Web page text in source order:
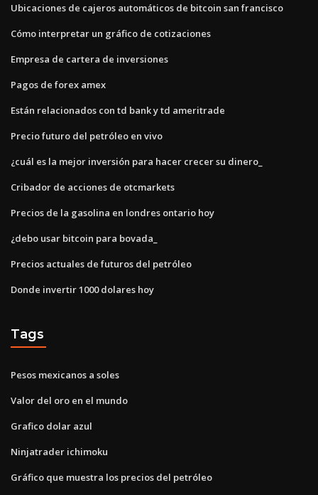
Ubicaciones de cajeros automáticos de bitcoin san francisco
Cómo interpretar un gráfico de cotizaciones
Empresa de cartera de inversiones
Pagos de forex amex
Están relacionados con td bank y td ameritrade
Precio futuro del petróleo en vivo
¿cuál es la mejor inversión para hacer crecer su dinero_
Cribador de acciones de otcmarkets
Precios de la gasolina en londres ontario hoy
¿debo usar bitcoin para bovada_
Precios actuales de futuros del petróleo
Donde invertir 1000 dolares hoy
Tags
Pesos mexicanos a soles
Valor del oro en el mundo
Grafico dolar azul
Ninjatrader ichimoku
Gráfico que muestra los precios del petróleo